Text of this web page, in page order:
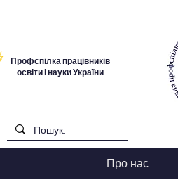
Профспілка працівників
освіти і науки України
Про нас